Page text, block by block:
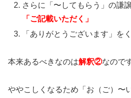
さらに「〜してもらう」の謙
「ご記載いただく」
「ありがとうございます」を
本来あるべきなのは解釈②なので
ややこしくなるため「お（ご）〜